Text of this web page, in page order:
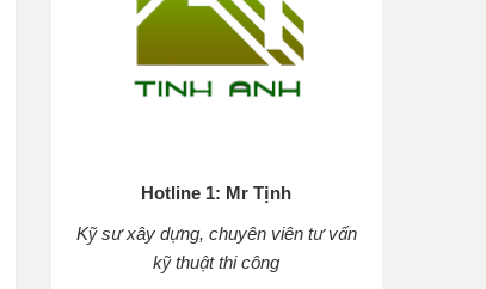
Hotline 1: Mr Tịnh
Kỹ sư xây dựng, chuyên viên tư vấn
kỹ thuật thi công